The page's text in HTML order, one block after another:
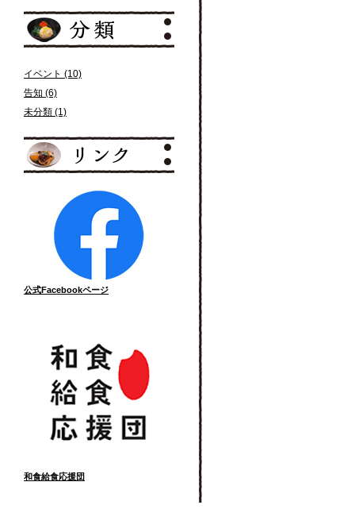
イベント (10)
告知 (6)
未分類 (1)
公式Facebookページ
和食給食応援団